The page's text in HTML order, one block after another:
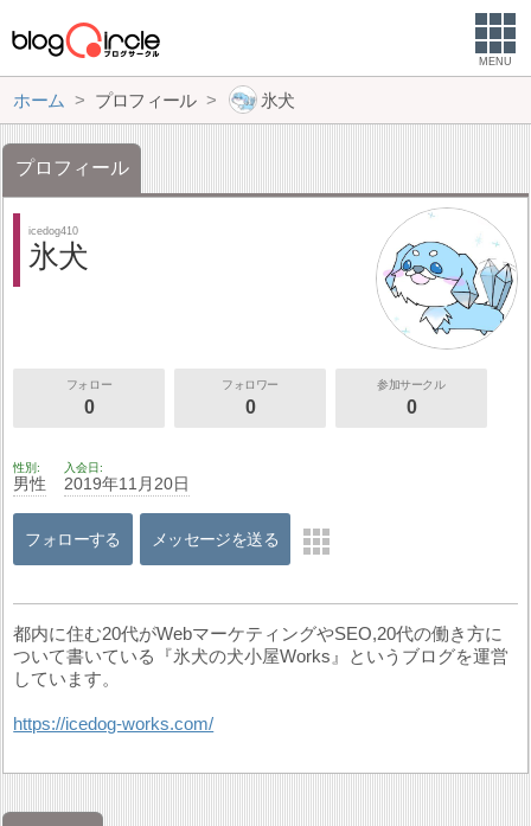
MENU
ホーム プロフィール 氷犬
プロフィール
icedog410
氷犬
フォロー
0
フォロワー
0
参加サークル
0
性別
男性
入会日
2019年11月20日
フォローする メッセージを送る
都内に住む20代がWebマーケティングやSEO,20代の働き方に
ついて書いている『氷犬の犬小屋Works』というブログを運営
しています。
https://icedog-works.com/